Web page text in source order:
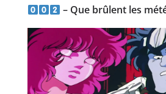
– Que brûlent les